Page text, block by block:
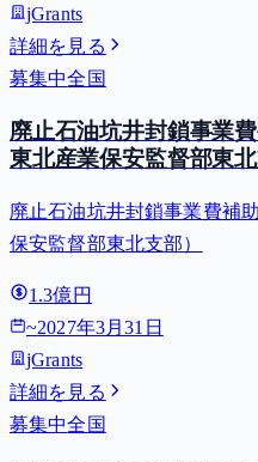
jGrants
詳細を見る
募集中全国
廃止石油坑井封鎖事業
東北産業保安監督部東北
廃止石油坑井封鎖事業費補
保安監督部東北支部）
1.3億円
~2027年3月31日
jGrants
詳細を見る
募集中全国